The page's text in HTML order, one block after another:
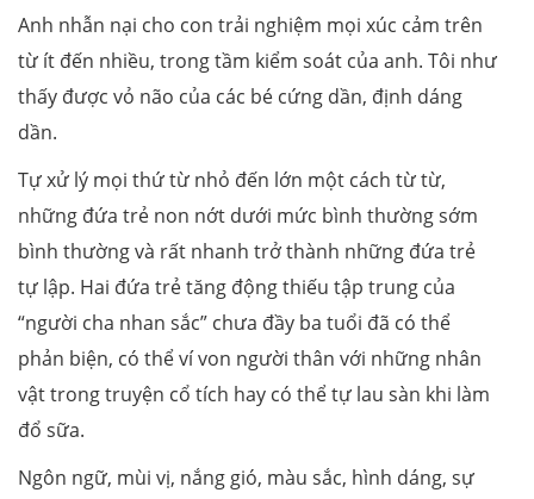
Anh nhẫn nại cho con trải nghiệm mọi xúc cảm trên
từ ít đến nhiều, trong tầm kiểm soát của anh. Tôi như
thấy được vỏ não của các bé cứng dần, định dáng
dần.
Tự xử lý mọi thứ từ nhỏ đến lớn một cách từ từ,
những đứa trẻ non nớt dưới mức bình thường sớm
bình thường và rất nhanh trở thành những đứa trẻ
tự lập. Hai đứa trẻ tăng động thiếu tập trung của
“người cha nhan sắc” chưa đầy ba tuổi đã có thể
phản biện, có thể ví von người thân với những nhân
vật trong truyện cổ tích hay có thể tự lau sàn khi làm
đổ sữa.
Ngôn ngữ, mùi vị, nắng gió, màu sắc, hình dáng, sự